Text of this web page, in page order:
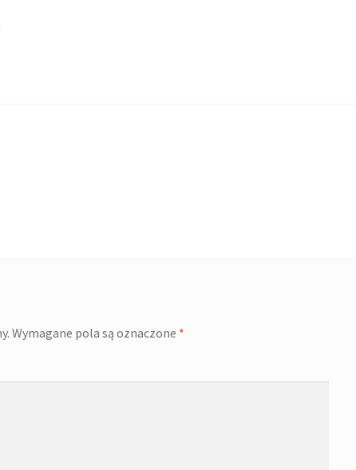
Wymagane pola są oznaczone *